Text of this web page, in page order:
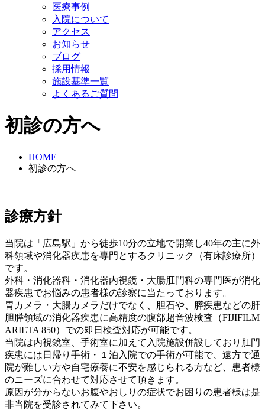
医療事例
入院について
アクセス
お知らせ
ブログ
採用情報
施設基準一覧
よくあるご質問
初診の方へ
HOME
初診の方へ
診療方針
当院は「広島駅」から徒歩10分の立地で開業し40年の主に外
科領域や消化器疾患を専門とするクリニック（有床診療所）
です。
外科・消化器科・消化器内視鏡・大腸肛門科の専門医が消化
器疾患でお悩みの患者様の診察に当たっております。
胃カメラ・大腸カメラだけでなく、胆石や、膵疾患などの肝
胆膵領域の消化器疾患に高精度の腹部超音波検査（FIJIFILM
ARIETA 850）での即日検査対応が可能です。
当院は内視鏡室、手術室に加えて入院施設併設しており肛門
疾患には日帰り手術・１泊入院での手術が可能で、遠方で通
院が難しい方や自宅療養に不安を感じられる方など、患者様
のニーズに合わせて対応させて頂きます。
原因が分からないお腹やおしりの症状でお困りの患者様は是
非当院を受診されてみて下さい。